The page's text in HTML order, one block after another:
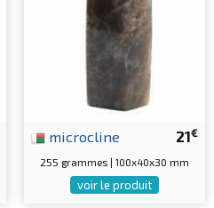
21€
microcline
255 grammes | 100x40x30 mm
voir le produit